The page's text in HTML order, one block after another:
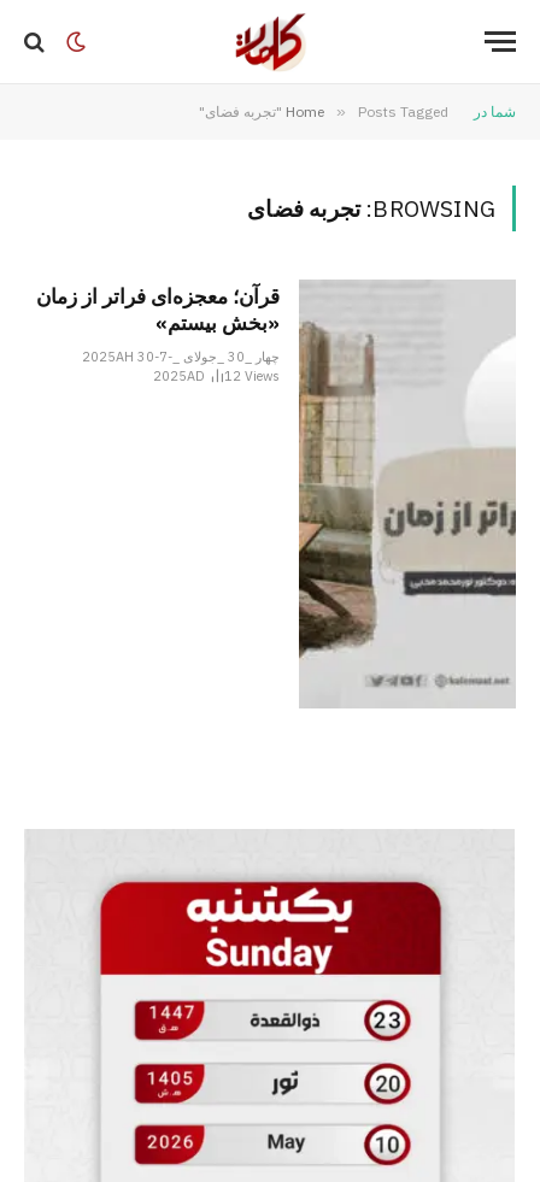
شما در Home » Posts Tagged "تجربه فضای"
BROWSING: تجربه فضای
قرآن؛ معجزه‌ای فراتر از زمان
«بخش بیستم»
چهار _30 _جولای _2025AH 30-7-
2025AD
12Views